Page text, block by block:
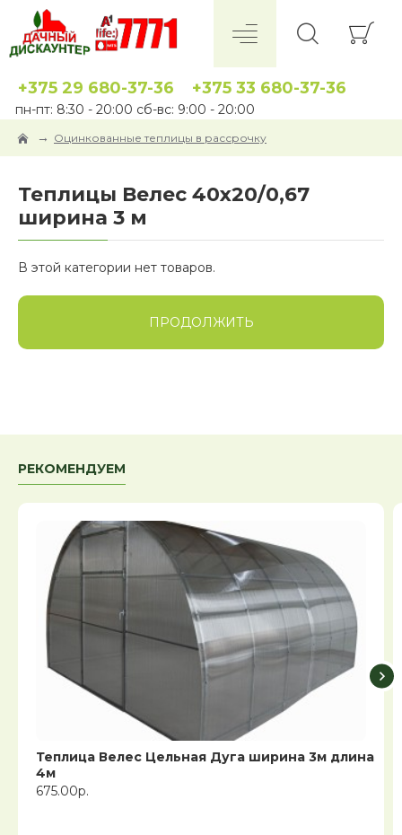
+375 29 680-37-36 +375 33 680-37-36
пн-пт: 8:30 - 20:00 сб-вс: 9:00 - 20:00
Оцинкованные теплицы в рассрочку
Теплицы Велес 40x20/0,67
ширина 3 м
В этой категории нет товаров.
ПРОДОЛЖИТЬ
РЕКОМЕНДУЕМ
Теплица Велес Цельная Дуга ширина 3м длина
4м
675.00р.